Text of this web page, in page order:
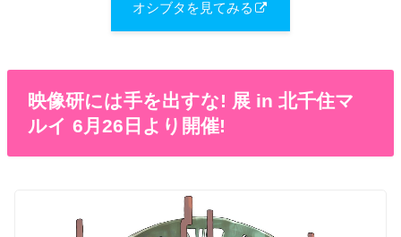
オシブタを見てみる
映像研には手を出すな! 展 in 北千住マ
ルイ 6月26日より開催!